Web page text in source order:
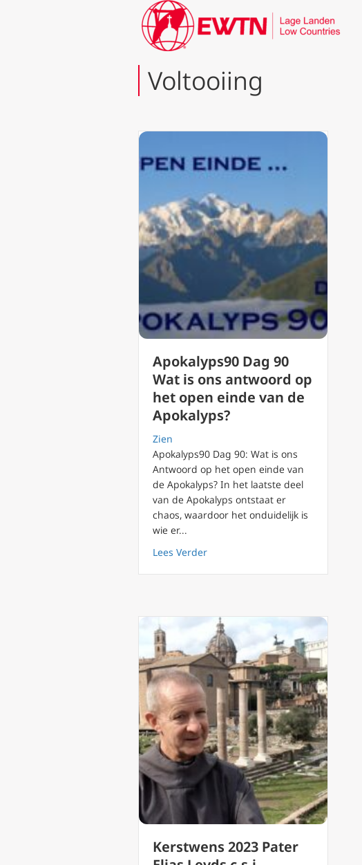
Voltooiing
Apokalyps90 Dag 90
Wat is ons antwoord op
het open einde van de
Apokalyps?
Zien
Apokalyps90 Dag 90: Wat is ons
Antwoord op het open einde van
de Apokalyps? In het laatste deel
van de Apokalyps ontstaat er
chaos, waardoor het onduidelijk is
wie er...
Lees Verderabout Apokalyps90 Dag 90 Wat
Kerstwens 2023 Pater